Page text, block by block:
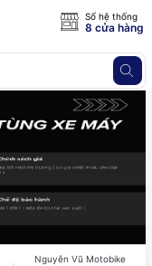
Số hệ thống
8 cửa hàng
Nguyên Vũ Motobike